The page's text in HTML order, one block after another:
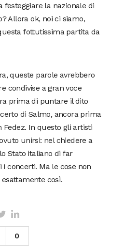
festeggiare la nazionale di
Allora ok, noi ci siamo,
fottutissima partita da
queste parole avrebbero
condivise a gran voce
prima di puntare il dito
di Salmo, ancora prima
Fedez. In questo gli artisti
unirsi: nel chiedere a
Stato italiano di far
concerti. Ma le cose non
così.
0